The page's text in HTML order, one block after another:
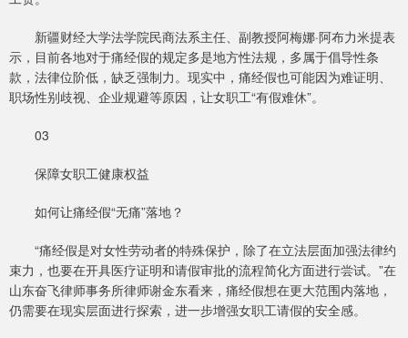
新疆财经大学法学院民商法系主任、副教授阿梅娜·阿布力米提表
示，目前各地对于痛经假的规定多是地方性法规，多属于倡导性条
款，法律位阶低，缺乏强制力。现实中，痛经假也可能因为难证明、
职场性别歧视、企业规避等原因，让女职工“有假难休”。
03
保障女职工健康权益
如何让痛经假“无痛”落地？
“痛经假是对女性劳动者的特殊保护，除了在立法层面加强法律约
束力，也要在开具医疗证明和请假审批的流程简化方面进行尝试。”在
山东奋飞律师事务所律师谢金东看来，痛经假想在更大范围内落地，
仍需要在现实层面进行探索，进一步增强女职工请假的安全感。